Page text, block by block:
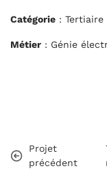
Catégorie : Tertiaire
Métier : Génie
Projet
précédent